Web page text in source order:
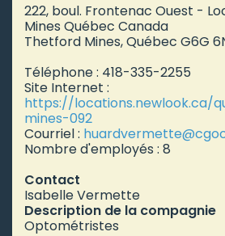
222, boul. Frontenac Ouest -
Mines Québec Canada
Thetford Mines, Québec G6G
Téléphone : 418-335-2255
Site Internet :
https://locations.newlook.ca/
mines-092
Courriel : huardvermette
Nombre d'employés : 8
Contact
Isabelle Vermette
Description de la compagnie
Optométristes